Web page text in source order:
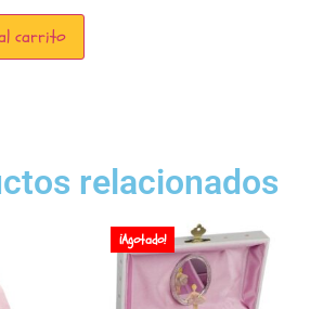
carrito
relacionados
¡Agotado!